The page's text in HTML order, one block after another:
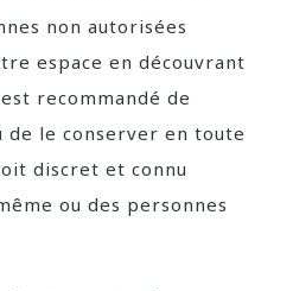
non autorisées
espace en découvrant
recommandé de
de le conserver en toute
discret et connu
ou des personnes